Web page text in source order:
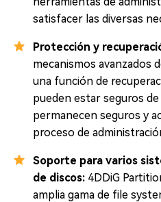
satisfacer las diversas
Protección y
mecanismos avanzados
una función de
pueden estar seguros
permanecen seguros y
proceso de
Soporte para varios
de discos: 4DDiG
amplia gama de file